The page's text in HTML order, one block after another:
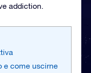
addiction.
e come uscirne